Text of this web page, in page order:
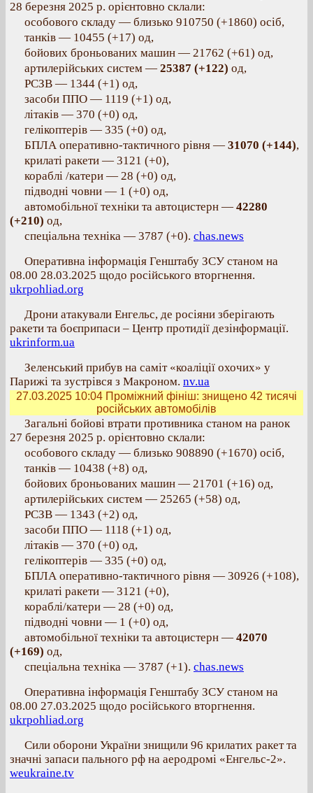
28 березня 2025 р. орієнтовно склали:
особового складу — близько 910750 (+1860) осіб,
танків — 10455 (+17) од,
бойових броньованих машин — 21762 (+61) од,
артилерійських систем — 25387 (+122) од,
РСЗВ — 1344 (+1) од,
засоби ППО — 1119 (+1) од,
літаків — 370 (+0) од,
гелікоптерів — 335 (+0) од,
БПЛА оперативно-тактичного рівня — 31070 (+144),
крилаті ракети — 3121 (+0),
кораблі /катери — 28 (+0) од,
підводні човни — 1 (+0) од,
автомобільної техніки та автоцистерн — 42280
(+210) од,
спеціальна техніка — 3787 (+0). chas.news
Оперативна інформація Генштабу ЗСУ станом на
08.00 28.03.2025 щодо російського вторгнення.
ukrpohliad.org
Дрони атакували Енгельс, де росіяни зберігають
ракети та боєприпаси – Центр протидії дезінформації.
ukrinform.ua
Зеленський прибув на саміт «коаліції охочих» у
Парижі та зустрівся з Макроном. nv.ua
27.03.2025 10:04 Проміжний фініш: знищено 42 тисячі
російських автомобілів
Загальні бойові втрати противника станом на ранок
27 березня 2025 р. орієнтовно склали:
особового складу — близько 908890 (+1670) осіб,
танків — 10438 (+8) од,
бойових броньованих машин — 21701 (+16) од,
артилерійських систем — 25265 (+58) од,
РСЗВ — 1343 (+2) од,
засоби ППО — 1118 (+1) од,
літаків — 370 (+0) од,
гелікоптерів — 335 (+0) од,
БПЛА оперативно-тактичного рівня — 30926 (+108),
крилаті ракети — 3121 (+0),
кораблі/катери — 28 (+0) од,
підводні човни — 1 (+0) од,
автомобільної техніки та автоцистерн — 42070
(+169) од,
спеціальна техніка — 3787 (+1). chas.news
Оперативна інформація Генштабу ЗСУ станом на
08.00 27.03.2025 щодо російського вторгнення.
ukrpohliad.org
Сили оборони України знищили 96 крилатих ракет та
значні запаси пального рф на аеродромі «Енгельс-2».
weukraine.tv